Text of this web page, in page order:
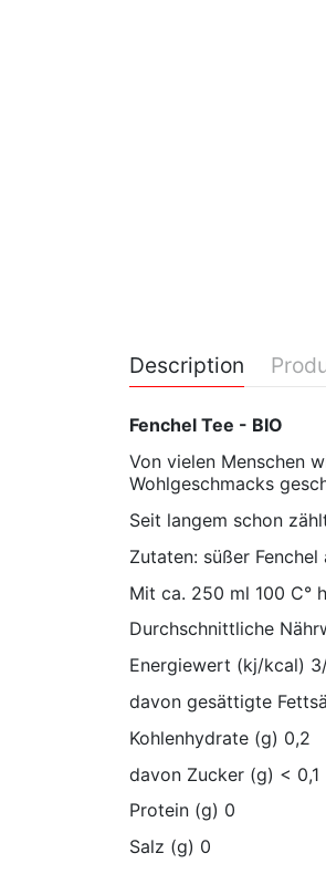
Description
Fenchel Tee - BIO
Von vielen Menschen
Wohlgeschmacks
Seit langem schon
Zutaten: süßer
Mit ca. 250 ml 100 C°
Durchschnittliche
Energiewert (kj/kcal)
davon gesättigte
Kohlenhydrate (g) 0,2
davon Zucker (g) < 0,1
Protein (g) 0
Salz (g) 0